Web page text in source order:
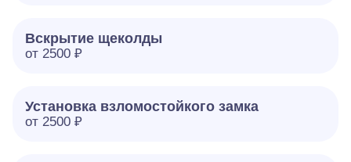
Вскрытие щеколды
от 2500 ₽
Установка взломостойкого замка
от 2500 ₽